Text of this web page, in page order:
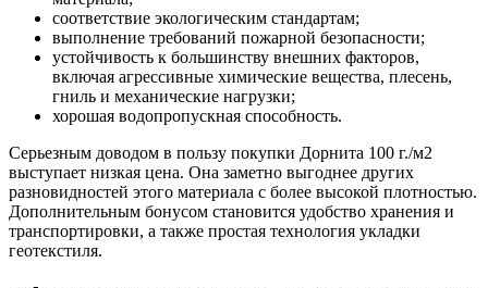
соответствие экологическим стандартам;
выполнение требований пожарной безопасности;
устойчивость к большинству внешних факторов,
включая агрессивные химические вещества, плесень,
гниль и механические нагрузки;
хорошая водопропускная способность.
Серьезным доводом в пользу покупки Дорнита 100 г./м2
выступает низкая цена. Она заметно выгоднее других
разновидностей этого материала с более высокой плотностью.
Дополнительным бонусом становится удобство хранения и
транспортировки, а также простая технология укладки
геотекстиля.